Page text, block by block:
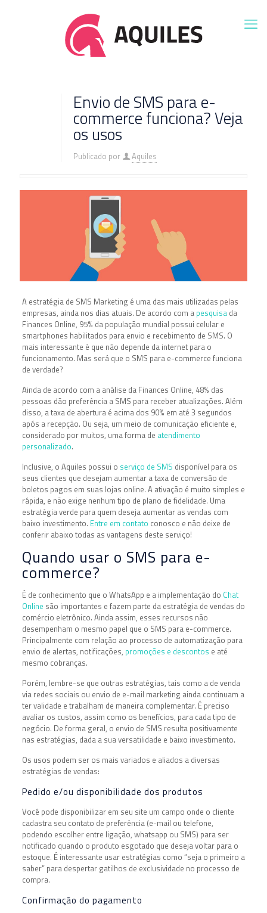
Envio de SMS para e-
commerce funciona? Veja
os usos
Publicado por Aquiles
A estratégia de SMS Marketing é uma das mais utilizadas pelas
empresas, ainda nos dias atuais. De acordo com a pesquisada
Finances Online, 95% da população mundial possui celular e
smartphones habilitados para envio e recebimento de SMS. O
mais interessante é que não depende da internet para o
funcionamento. Mas será que o SMS para e-commerce funciona
de verdade?
Ainda de acordo com a análise da Finances Online, 48% das
pessoas dão preferência a SMS para receber atualizações. Além
disso, a taxa de abertura é acima dos 90% em até 3 segundos
após a recepção. Ou seja, um meio de comunicação eficiente e,
considerado por muitos, uma forma de atendimento
personalizado.
Inclusive, o Aquiles possui o serviço de SMS disponível para os
seus clientes que desejam aumentar a taxa de conversão de
boletos pagos em suas lojas online. A ativação é muito simples e
rápida, e não exige nenhum tipo de plano de fidelidade. Uma
estratégia verde para quem deseja aumentar as vendas com
baixo investimento. Entre em contato conosco e não deixe de
conferir abaixo todas as vantagens deste serviço!
Quando usar o SMS para e-
commerce?
É de conhecimento que o WhatsApp e a implementação do Chat
Online são importantes e fazem parte da estratégia de vendas do
comércio eletrônico. Ainda assim, esses recursos não
desempenham o mesmo papel que o SMS para e-commerce.
Principalmente com relação ao processo de automatização para
envio de alertas, notificações, promoções e descontos e até
mesmo cobranças.
Porém, lembre-se que outras estratégias, tais como a de venda
via redes sociais ou envio de e-mail marketing ainda continuam a
ter validade e trabalham de maneira complementar. É preciso
avaliar os custos, assim como os benefícios, para cada tipo de
negócio. De forma geral, o envio de SMS resulta positivamente
nas estratégias, dada a sua versatilidade e baixo investimento.
Os usos podem ser os mais variados e aliados a diversas
estratégias de vendas:
Pedido e/ou disponibilidade dos produtos
Você pode disponibilizar em seu site um campo onde o cliente
cadastra seu contato de preferência (e-mail ou telefone,
podendo escolher entre ligação, whatsapp ou SMS) para ser
notificado quando o produto esgotado que deseja voltar para o
estoque. É interessante usar estratégias como “seja o primeiro a
saber” para despertar gatilhos de exclusividade no processo de
compra.
Confirmação do pagamento